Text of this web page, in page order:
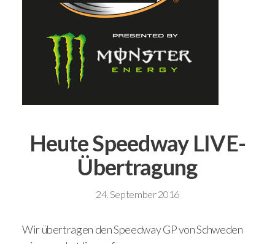
Heute Speedway LIVE-
Übertragung
24. September 2016
Wir übertragen den Speedway GP von Schweden